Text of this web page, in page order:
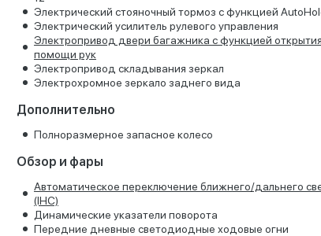
Электрический стояночный тормоз с функцией
Электрический усилитель рулевого управления
Электропривод двери багажника с функцией
помощи рук
Электропривод складывания зеркал
Электрохромное зеркало заднего вида
Дополнительно
Полноразмерное запасное колесо
Обзор и фары
Автоматическое переключение ближнего/дальнего
(IHC)
Динамические указатели поворота
Передние дневные светодиодные ходовые огни